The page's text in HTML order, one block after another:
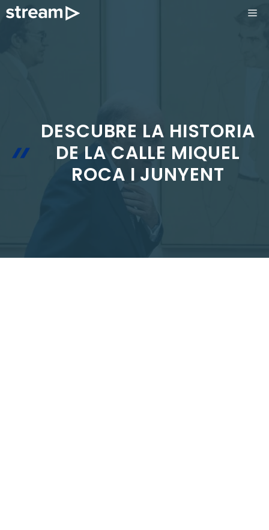
Saltar
DESCUBRE LA HISTORIA
DE LA CALLE MIQUEL
ROCA I JUNYENT